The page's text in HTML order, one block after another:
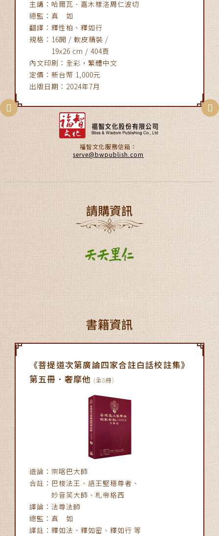
主講：哈爾瓦．嘉木樣洛周仁波切
總監：真 如
翻譯：釋性柏、釋如行
規格：16開 / 軟皮精裝 /
19x26 cm / 404頁
內文印刷：全彩，繁體中文
定價：新台幣 1,000元
出版日期：2024年7月
福智文化服務信箱：
serve@bwpublish.com
請購資訊
書籍資訊
《菩提道次第廣論四家合註白話校註集》
第五冊 ． 奢摩他 (全8冊)
造論：宗喀巴大師
合註：巴梭法王、語王堅穩尊者、
妙音笑大師、札帝格西
譯論：法尊法師
總監：真 如
譯註：釋如法、釋如密、釋如行 等